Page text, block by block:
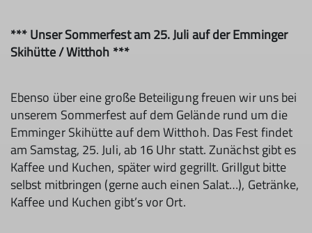
*** Unser Sommerfest am 25. Juli auf der Emminger
Skihütte / Witthoh ***
Ebenso über eine große Beteiligung freuen wir uns bei
unserem Sommerfest auf dem Gelände rund um die
Emminger Skihütte auf dem Witthoh. Das Fest findet
am Samstag, 25. Juli, ab 16 Uhr statt. Zunächst gibt es
Kaffee und Kuchen, später wird gegrillt. Grillgut bitte
selbst mitbringen (gerne auch einen Salat…), Getränke,
Kaffee und Kuchen gibt’s vor Ort.